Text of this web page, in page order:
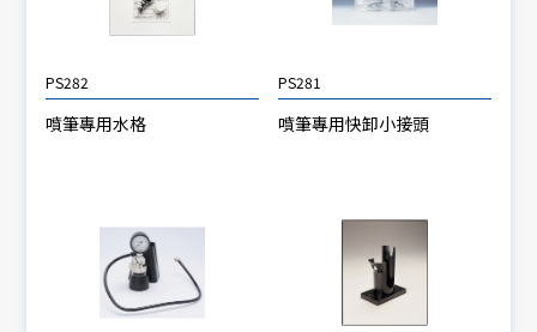
PS282
噴筆專用水格
PS281
噴筆專用快卸小接頭